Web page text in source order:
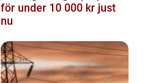
för under 10 000 kr just
nu